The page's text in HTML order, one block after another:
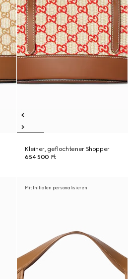
Kleiner, geflochtener Shopper
654 500 Ft
Mit Initialen personalisieren